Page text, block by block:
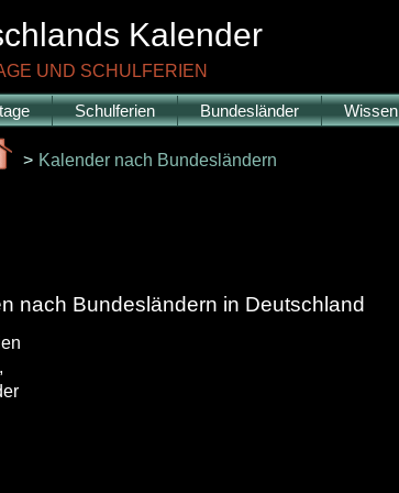
Kalender
UND SCHULFERIEN
Schulferien Bundesländer Wissen
> Kalender nach Bundesländern
nach Bundesländern in Deutschland